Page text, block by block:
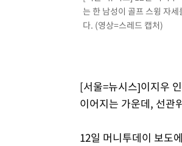
는 한 남성이 골프 스윙 자
다. (영상=스레드 캡처)
[서울=뉴시스]이지우
이어지는 가운데, 선관
12일 머니투데이 보도